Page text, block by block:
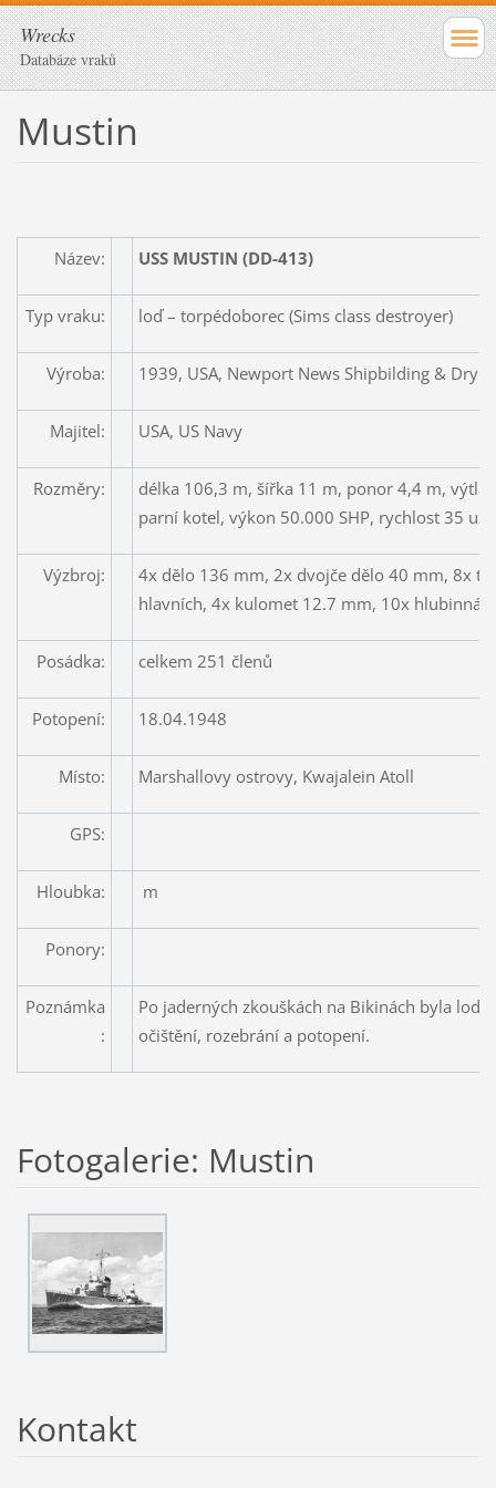
Wrecks
Databáze vraků
Mustin
Název: USS MUSTIN (DD-413)
Typ vraku: loď – torpédoborec (Sims class destroyer)
Výroba: 1939, USA, Newport News Shipbilding &
Majitel: USA, US Navy
Rozměry:
délka 106,3 m, šířka 11 m, ponor 4,4 m,
parní kotel, výkon 50.000 SHP, rychlost 35
Výzbroj:
4x dělo 136 mm, 2x dvojče dělo 40 mm, 8x
hlavních, 4x kulomet 12.7 mm, 10x hlubinná
Posádka: celkem 251 členů
Potopení: 18.04.1948
Místo: Marshallovy ostrovy, Kwajalein Atoll
GPS:
Hloubka: m
Ponory:
Poznámka
:
Po jaderných zkouškách na Bikinách byla loď
očištění, rozebrání a potopení.
Fotogalerie: Mustin
Kontakt